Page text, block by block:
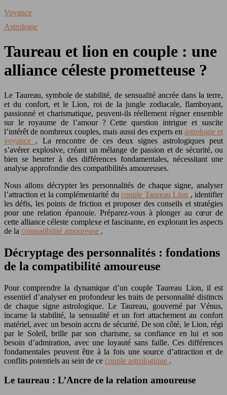
Voyance
Astrologie
Taureau et lion en couple : une
alliance céleste prometteuse ?
Le Taureau, symbole de stabilité, de sensualité ancrée dans la terre,
et du confort, et le Lion, roi de la jungle zodiacale, flamboyant,
passionné et charismatique, peuvent-ils réellement régner ensemble
sur le royaume de l’amour ? Cette question intrigue et suscite
l’intérêt de nombreux couples, mais aussi des experts en astrologie et
voyance . La rencontre de ces deux signes astrologiques peut
s’avérer explosive, créant un mélange de passion et de sécurité, ou
bien se heurter à des différences fondamentales, nécessitant une
analyse approfondie des compatibilités amoureuses.
Nous allons décrypter les personnalités de chaque signe, analyser
l’attraction et la complémentarité ducouple Taureau Lion , identifier
les défis, les points de friction et proposer des conseils et stratégies
pour une relation épanouie. Préparez-vous à plonger au cœur de
cette alliance céleste complexe et fascinante, en explorant les aspects
de la compatibilité amoureuse .
Décryptage des personnalités : fondations
de la compatibilité amoureuse
Pour comprendre la dynamique d’un couple Taureau Lion, il est
essentiel d’analyser en profondeur les traits de personnalité distincts
de chaque signe astrologique. Le Taureau, gouverné par Vénus,
incarne la stabilité, la sensualité et un fort attachement au confort
matériel, avec un besoin accru de sécurité. De son côté, le Lion, régi
par le Soleil, brille par son charisme, sa confiance en lui et son
besoin d’admiration, avec une loyauté sans faille. Ces différences
fondamentales peuvent être à la fois une source d’attraction et de
conflits potentiels au sein de ce couple astrologique .
Le taureau : L’Ancre de la relation amoureuse